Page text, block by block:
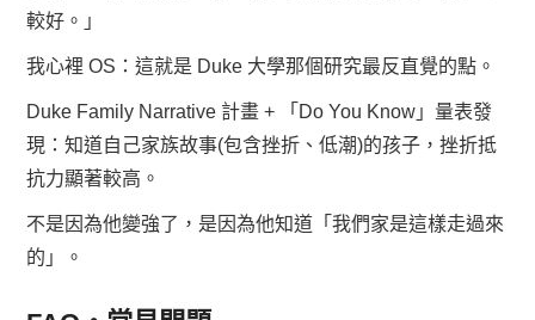
較好。」
我心裡 OS：這就是 Duke 大學那個研究最反直覺的點。
Duke Family Narrative 計畫 + 「Do You Know」量表發
現：知道自己家族故事(包含挫折、低潮)的孩子，挫折抵
抗力顯著較高。
不是因為他變強了，是因為他知道「我們家是這樣走過來
的」。